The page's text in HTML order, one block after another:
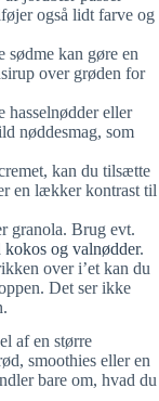
også lidt farve og
sødme kan gøre en
over grøden for
hasselnødder eller
nøddesmag, som
kan du tilsætte
en lækker kontrast til
granola. Brug evt.
kokos og valnødder.
over i’et kan du
Det ser ikke
af en større
smoothies eller en
bare om, hvad du